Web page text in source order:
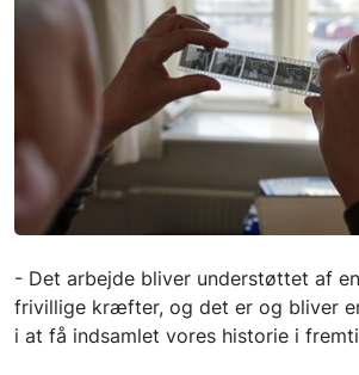
- Det arbejde bliver understøttet af
frivillige kræfter, og det er og bliver
i at få indsamlet vores historie i